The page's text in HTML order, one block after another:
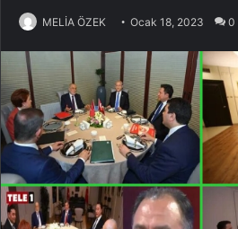
MELİA ÖZEK Ocak 18, 2023 0